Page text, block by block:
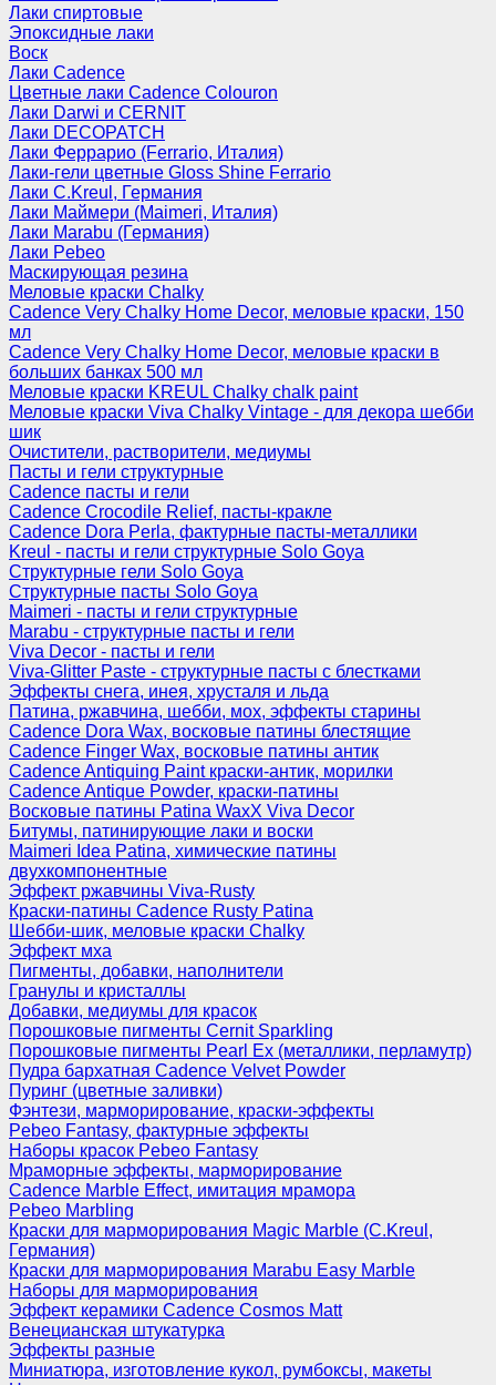
Лаки спиртовые
Эпоксидные лаки
Воск
Лаки Cadence
Цветные лаки Cadence Colouron
Лаки Darwi и CERNIT
Лаки DECOPATCH
Лаки Феррарио (Ferrario, Италия)
Лаки-гели цветные Gloss Shine Ferrario
Лаки C.Kreul, Германия
Лаки Маймери (Maimeri, Италия)
Лаки Marabu (Германия)
Лаки Pebeo
Маскирующая резина
Меловые краски Chalky
Cadence Very Chalky Home Decor, меловые краски, 150
мл
Cadence Very Chalky Home Decor, меловые краски в
больших банках 500 мл
Меловые краски KREUL Chalky chalk paint
Меловые краски Viva Chalky Vintage - для декора шебби
шик
Очистители, растворители, медиумы
Пасты и гели структурные
Cadence пасты и гели
Cadence Crocodile Relief, пасты-кракле
Cadence Dora Perla, фактурные пасты-металлики
Kreul - пасты и гели структурные Solo Goya
Структурные гели Solo Goya
Структурные пасты Solo Goya
Maimeri - пасты и гели структурные
Marabu - структурные пасты и гели
Viva Decor - пасты и гели
Viva-Glitter Paste - структурные пасты с блестками
Эффекты снега, инея, хрусталя и льда
Патина, ржавчина, шебби, мох, эффекты старины
Cadence Dora Wax, восковые патины блестящие
Cadence Finger Wax, восковые патины антик
Сadence Antiquing Paint краски-антик, морилки
Cadence Antique Powder, краски-патины
Восковые патины Patina WaxX Viva Decor
Битумы, патинирующие лаки и воски
Maimeri Idea Patina, химические патины
двухкомпонентные
Эффект ржавчины Viva-Rusty
Краски-патины Cadence Rusty Patina
Шебби-шик, меловые краски Chalky
Эффект мха
Пигменты, добавки, наполнители
Гранулы и кристаллы
Добавки, медиумы для красок
Порошковые пигменты Cernit Sparkling
Порошковые пигменты Pearl Ex (металлики, перламутр)
Пудра бархатная Cadence Velvet Powder
Пуринг (цветные заливки)
Фэнтези, марморирование, краски-эффекты
Pebeo Fantasy, фактурные эффекты
Наборы красок Pebeo Fantasy
Мраморные эффекты, марморирование
Cadence Marble Effect, имитация мрамора
Pebeo Marbling
Краски для марморирования Magic Marble (C.Kreul,
Германия)
Краски для марморирования Marabu Easy Marble
Наборы для марморирования
Эффект керамики Cadence Cosmos Matt
Венецианская штукатурка
Эффекты разные
Миниатюра, изготовление кукол, румбоксы, макеты